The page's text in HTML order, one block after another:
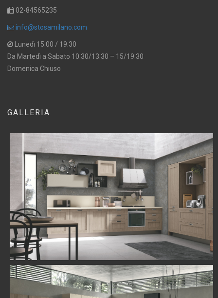
02-84565235
info@stosamilano.com
Lunedì 15.00 / 19.30
Da Martedì a Sabato 10.30/13.30 – 15/19.30
Domenica Chiuso
GALLERIA